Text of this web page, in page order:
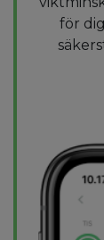
för